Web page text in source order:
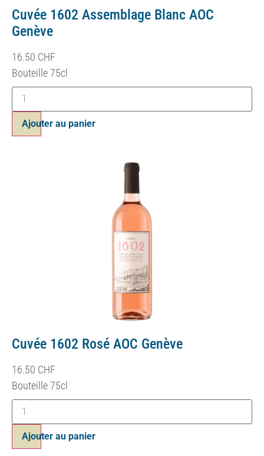
Cuvée 1602 Assemblage Blanc AOC
Genève
16.50 CHF
Bouteille 75cl
Ajouter au panier
Cuvée 1602 Rosé AOC Genève
16.50 CHF
Bouteille 75cl
Ajouter au panier